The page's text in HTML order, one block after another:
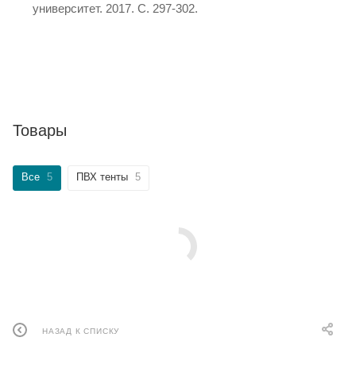
университет. 2017. С. 297-302.
Товары
Все 5 ПВХ тенты 5
НАЗАД К СПИСКУ